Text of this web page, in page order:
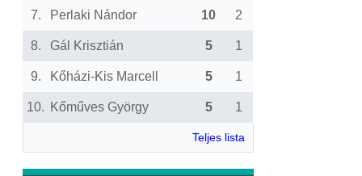
7. Perlaki Nándor 10 2
8. Gál Krisztián 5 1
9. Kőházi-Kis Marcell 5 1
10. Kőműves György 5 1
Teljes lista